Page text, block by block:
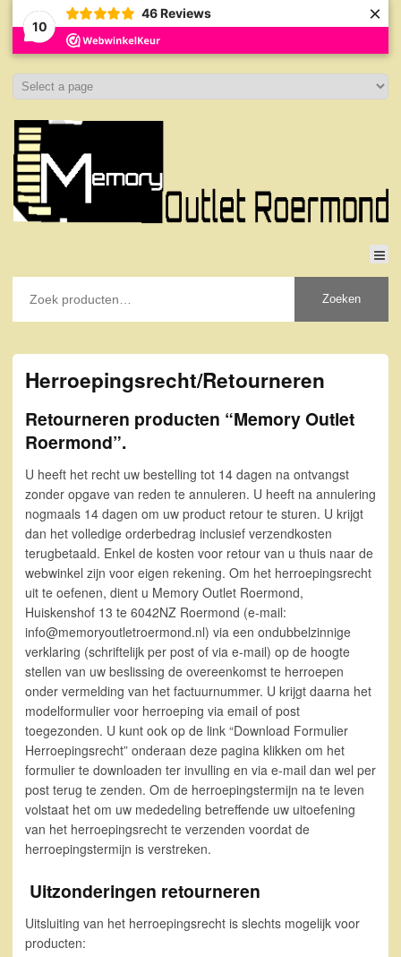
10
46 Reviews ×
Zoeken
Herroepingsrecht/Retourneren
Retourneren producten “Memory Outlet
Roermond”.
U heeft het recht uw bestelling tot 14 dagen na ontvangst
zonder opgave van reden te annuleren. U heeft na annulering
nogmaals 14 dagen om uw product retour te sturen. U krijgt
dan het volledige orderbedrag inclusief verzendkosten
terugbetaald. Enkel de kosten voor retour van u thuis naar de
webwinkel zijn voor eigen rekening. Om het herroepingsrecht
uit te oefenen, dient u Memory Outlet Roermond,
Huiskenshof 13 te 6042NZ Roermond (e-mail:
info@memoryoutletroermond.nl) via een ondubbelzinnige
verklaring (schriftelijk per post of via e-mail) op de hoogte
stellen van uw beslissing de overeenkomst te herroepen
onder vermelding van het factuurnummer. U krijgt daarna het
modelformulier voor herroeping via email of post
toegezonden. U kunt ook op de link “Download Formulier
Herroepingsrecht” onderaan deze pagina klikken om het
formulier te downloaden ter invulling en via e-mail dan wel per
post terug te zenden. Om de herroepingstermijn na te leven
volstaat het om uw mededeling betreffende uw uitoefening
van het herroepingsrecht te verzenden voordat de
herroepingstermijn is verstreken.
Uitzonderingen retourneren
Uitsluiting van het herroepingsrecht is slechts mogelijk voor
producten: